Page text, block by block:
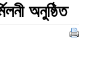
অনুষ্ঠিত